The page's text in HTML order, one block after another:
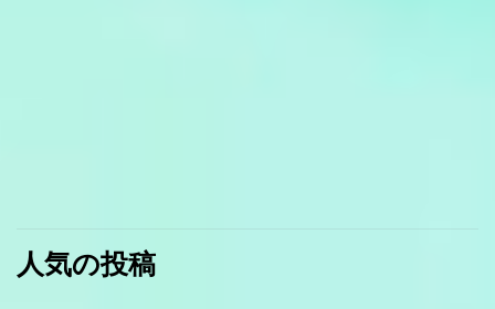
人気の投稿